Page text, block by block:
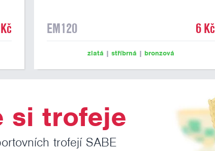
EM120
6 Kč
zlatá | stříbrná | bronzová
si trofeje
trofejí SABE